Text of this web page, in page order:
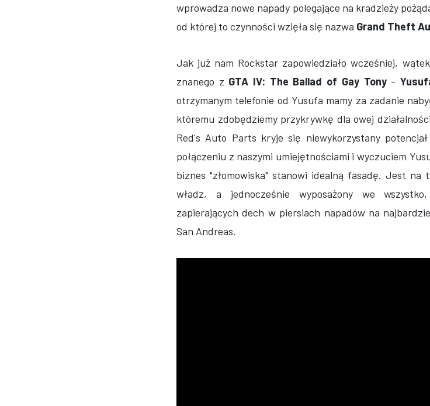
wprowadza nowe napady polegające na kradzieży
od której to czynności wzięła się nazwa Grand Theft
Jak już nam Rockstar zapowiedziało wcześniej,
znanego z GTA IV: The Ballad of Gay Tony-
otrzymanym telefonie od Yusufa mamy za zadanie
któremu zdobędziemy przykrywkę dla owej
Red's Auto Parts kryje się niewykorzystany
połączeniu z naszymi umiejętnościami i wyczuciem
biznes "złomowiska" stanowi idealną fasadę. Jest
władz, a jednocześnie wyposażony we
zapierających dech w piersiach napadów na
San Andreas.